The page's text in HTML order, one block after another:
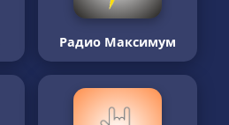
Радио Максимум